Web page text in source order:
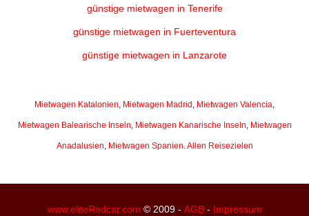
günstige mietwagen in Tenerife
günstige mietwagen in Fuerteventura
günstige mietwagen in Lanzarote
Mietwagen Katalonien, Mietwagen Madrid , Mietwagen Valencia,
Mietwagen Balearische Inseln, Mietwagen Kanarische Inseln, Mietwagen
Anadalusien, Mietwagen Spanien.Allen Reisezielen
www.eliteRedcar.com © 2009 - AGB- Impressum